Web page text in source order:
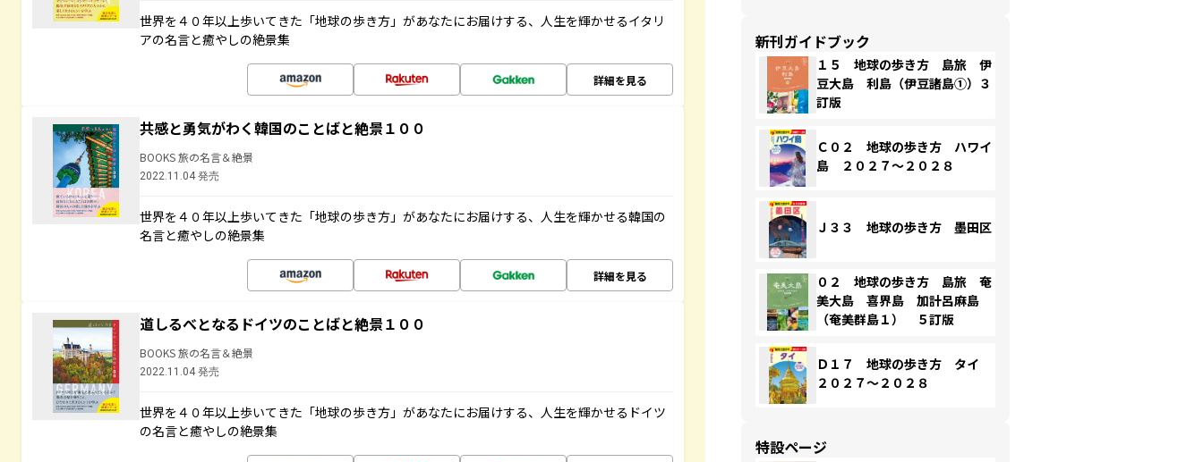
世界を４０年以上歩いてきた「地球の歩き方」があなたにお届けする、人生を輝かせるイタリ
アの名言と癒やしの絶景集
詳細を見る
共感と勇気がわく韓国のことばと絶景１００
BOOKS 旅の名言＆絶景
2022.11.04 発売
世界を４０年以上歩いてきた「地球の歩き方」があなたにお届けする、人生を輝かせる韓国の
名言と癒やしの絶景集
詳細を見る
道しるべとなるドイツのことばと絶景１００
BOOKS 旅の名言＆絶景
2022.11.04 発売
世界を４０年以上歩いてきた「地球の歩き方」があなたにお届けする、人生を輝かせるドイツ
の名言と癒やしの絶景集
新刊ガイドブック
１５ 地球の歩き方 島旅 伊
豆大島 利島（伊豆諸島①）３
訂版
Ｃ０２ 地球の歩き方 ハワイ
島 ２０２７～２０２８
Ｊ３３ 地球の歩き方 墨田区
０２ 地球の歩き方 島旅 奄
美大島 喜界島 加計呂麻島
（奄美群島１） ５訂版
Ｄ１７ 地球の歩き方 タイ
２０２７～２０２８
特設ページ